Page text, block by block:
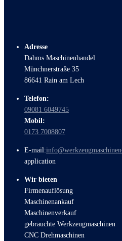
Adresse
Dahms Maschinenhandel
Münchnerstraße 35
86641 Rain am Lech
Telefon:
09081 6049745
Mobil:
0173 7008807
E-mail:
application
Wir bieten
Firmenauflösung
Maschinenankauf
Maschinenverkauf
gebrauchte Werkzeugmaschinen
CNC Drehmaschinen